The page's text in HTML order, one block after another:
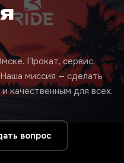
Прокат, сервис,
миссия — сделать
качественным для всех.
вопрос